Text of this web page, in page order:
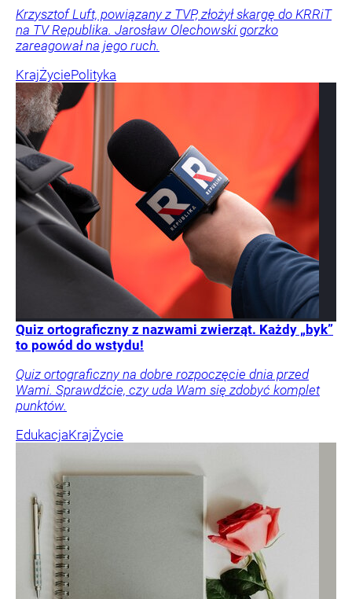
Krzysztof Luft, powiązany z TVP, złożył skargę do KRRiT
na TV Republika. Jarosław Olechowski gorzko
zareagował na jego ruch.
KrajŻyciePolityka
Quiz ortograficzny z nazwami zwierząt. Każdy „byk”
to powód do wstydu!
Quiz ortograficzny na dobre rozpoczęcie dnia przed
Wami. Sprawdźcie, czy uda Wam się zdobyć komplet
punktów.
EdukacjaKrajŻycie